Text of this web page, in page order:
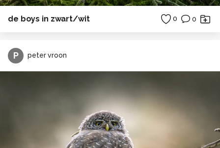
de boys in zwart/wit 0 0
P peter vroon